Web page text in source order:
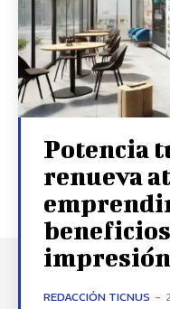
Potencia
renueva
REDACCIÓN TICNUS -